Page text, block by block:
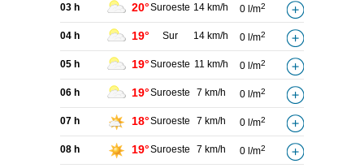
03 h 20°Suroeste 14 km/h 0 l/m2
04 h 19° Sur 14 km/h 0 l/m2
05 h 19°Suroeste 11 km/h 0 l/m2
06 h 19°Suroeste 7 km/h 0 l/m2
07 h 18°Suroeste 7 km/h 0 l/m2
08 h 19°Suroeste 7 km/h 0 l/m2